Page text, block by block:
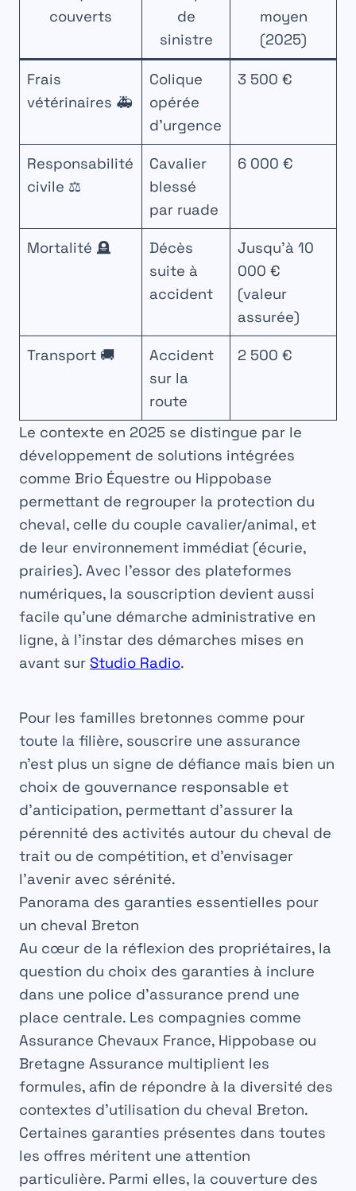
couverts
de
sinistre
moyen
(2025)
Frais
vétérinaires 🚑
Colique
opérée
d’urgence
3 500 €
Responsabilité
civile ⚖️
Cavalier
blessé
par ruade
6 000 €
Mortalité 🪦
Décès
suite à
accident
Jusqu’à 10
000 €
(valeur
assurée)
Transport 🚚
Accident
sur la
route
2 500 €
Le contexte en 2025 se distingue par le
développement de solutions intégrées
comme Brio Équestre ou Hippobase
permettant de regrouper la protection du
cheval, celle du couple cavalier/animal, et
de leur environnement immédiat (écurie,
prairies). Avec l’essor des plateformes
numériques, la souscription devient aussi
facile qu’une démarche administrative en
ligne, à l’instar des démarches mises en
avant sur Studio Radio.
Pour les familles bretonnes comme pour
toute la filière, souscrire une assurance
n’est plus un signe de défiance mais bien un
choix de gouvernance responsable et
d’anticipation, permettant d’assurer la
pérennité des activités autour du cheval de
trait ou de compétition, et d’envisager
l’avenir avec sérénité.
Panorama des garanties essentielles pour
un cheval Breton
Au cœur de la réflexion des propriétaires, la
question du choix des garanties à inclure
dans une police d’assurance prend une
place centrale. Les compagnies comme
Assurance Chevaux France, Hippobase ou
Bretagne Assurance multiplient les
formules, afin de répondre à la diversité des
contextes d’utilisation du cheval Breton.
Certaines garanties présentes dans toutes
les offres méritent une attention
particulière. Parmi elles, la couverture des